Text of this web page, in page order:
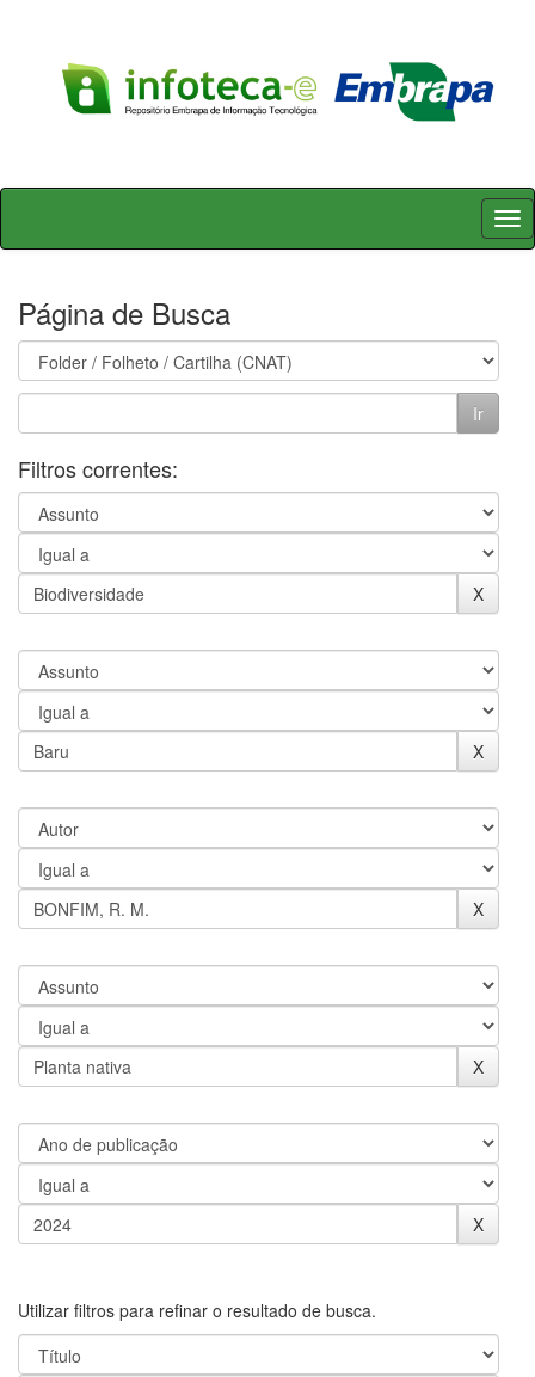
Skip
Página de Busca
Filtros correntes:
Utilizar filtros para refinar o resultado de busca.